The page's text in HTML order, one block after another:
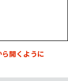
開くように